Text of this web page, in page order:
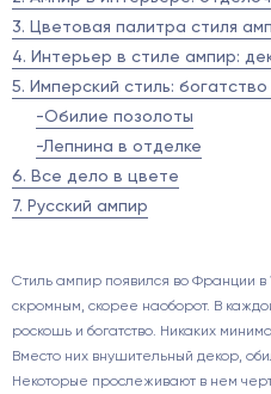
3. Цветовая палитра стиля
4. Интерьер в стиле ампир:
5. Имперский стиль: богатство
-Обилие позолоты
-Лепнина в отделке
6. Все дело в цвете
7. Русский ампир
Стиль ампир появился во Франции в
скромным, скорее наоборот. В
роскошь и богатство. Никаких
Вместо них внушительный декор,
Некоторые прослеживают в нем